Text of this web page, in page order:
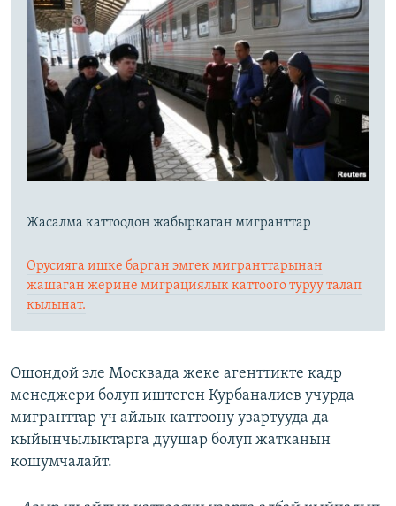
Жасалма каттоодон жабыркаган мигранттар​
Орусияга ишке барган эмгек мигранттарынан
жашаган жерине миграциялык каттоого туруу талап
кылынат.
Ошондой эле Москвада жеке агенттикте кадр
менеджери болуп иштеген Курбаналиев учурда
мигранттар үч айлык каттоону узартууда да
кыйынчылыктарга дуушар болуп жатканын
кошумчалайт.